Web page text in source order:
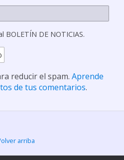
BOLETÍN DE NOTICIAS.
reducir el spam. Aprende
de tus comentarios.
arriba